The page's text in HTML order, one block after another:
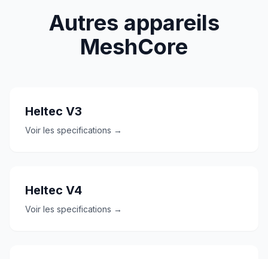
Autres appareils
MeshCore
Heltec V3
Voir les specifications →
Heltec V4
Voir les specifications →